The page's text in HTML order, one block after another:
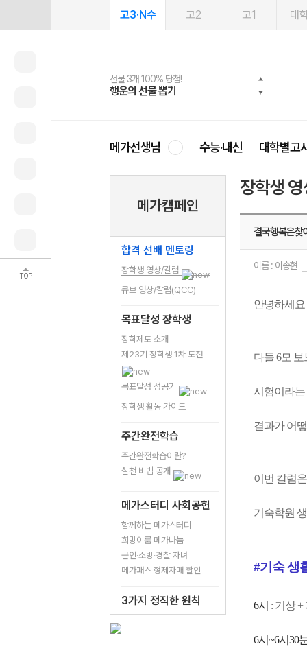
TOP
고3·N수 고2 고1 대
선물 3개 100% 당첨!
행운의 선물 뽑기
선물 100% 증정!
메가스터디 X 올리브
여름방학 스터디 캐시백
메가런 썸머스쿨
2027 러셀 단과
강사 공개선발
스마트러닝앱
설문 EVENT
메가패스
3일 무료 체험권
메가패스 수강생 무료혜택!
메가클럽 멤버십
사회공헌 캠페인
희망이룸 메가나눔
메가선생님 수능·내신 대학별고
메가캠페인
합격 선배 멘토링
장학생 영상/칼럼
큐브 영상/칼럼(QCC)
목표달성 장학생
장학제도 소개
제23기 장학생 1차 도전
목표달성 성공기
장학생 활동 가이드
주간완전학습
주간완전학습이란?
실천 비법 공개
메가스터디 사회공헌
함께하는 메가스터디
희망이룸 메가나눔
군인·소방·경찰 자녀
메가패스 형제자매 할인
3가지 정직한 원칙
장학생
결국행복은찾
이름 : 이송현
안녕하세
다들 6모
시험이라
결과가 어
이번 칼럼
기숙학원
#기숙 생
6시 : 기상
6시~6시30